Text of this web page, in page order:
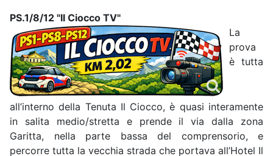
PS.1/8/12 "Il Ciocco TV"
La
prova
è tutta
all’interno della Tenuta Il Ciocco, è quasi interamente
in salita medio/stretta e prende il via dalla zona
Garitta, nella parte bassa del comprensorio, e
percorre tutta la vecchia strada che portava all’Hotel Il